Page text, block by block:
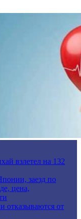
взлетел на 132
заезд по
цена,
отказываются от